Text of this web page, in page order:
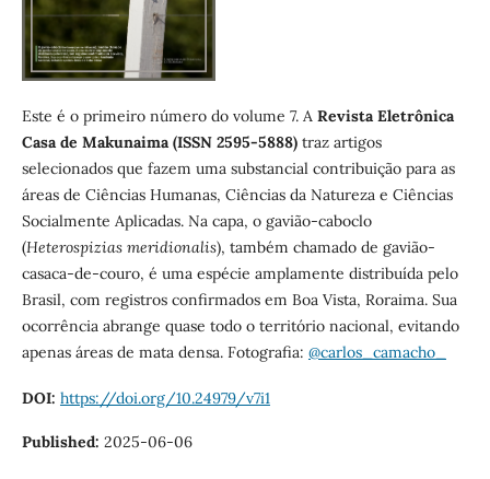
Este é o primeiro número do volume 7. A Revista Eletrônica
Casa de Makunaima (ISSN 2595-5888)traz artigos
selecionados que fazem uma substancial contribuição para as
áreas de Ciências Humanas, Ciências da Natureza e Ciências
Socialmente Aplicadas. Na capa, o gavião-caboclo
(Heterospizias meridionalis), também chamado de gavião-
casaca-de-couro, é uma espécie amplamente distribuída pelo
Brasil, com registros confirmados em Boa Vista, Roraima. Sua
ocorrência abrange quase todo o território nacional, evitando
apenas áreas de mata densa. Fotografia: @carlos_camacho_
DOI: https://doi.org/10.24979/v7i1
Published: 2025-06-06